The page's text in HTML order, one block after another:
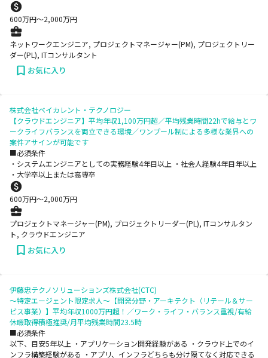
600万円〜2,000万円
ネットワークエンジニア, プロジェクトマネージャー(PM), プロジェクトリー
ダー(PL), ITコンサルタント
お気に入り
株式会社ベイカレント・テクノロジー
【クラウドエンジニア】平均年収1,100万円超／平均残業時間22hで給与とワ
ークライフバランスを両立できる環境／ワンプール制による多様な業界への
案件アサインが可能です
■必須条件
・システムエンジニアとしての実務経験4年目以上 ・社会人経験4年目年以上
・大学卒以上または高専卒
600万円〜2,000万円
プロジェクトマネージャー(PM), プロジェクトリーダー(PL), ITコンサルタン
ト, クラウドエンジニア
お気に入り
伊藤忠テクノソリューションズ株式会社(CTC)
～特定エージェント限定求人～【開発分野・アーキテクト（リテール＆サー
ビス事業）】平均年収1000万円超！／ワーク・ライフ・バランス重視/有給
休暇取得積極推奨/月平均残業時間23.5時
■必須条件
以下、目安5年以上 ・アプリケーション開発経験がある ・クラウド上でのイ
ンフラ構築経験がある ・アプリ、インフラどちらも分け隔てなく対応できる